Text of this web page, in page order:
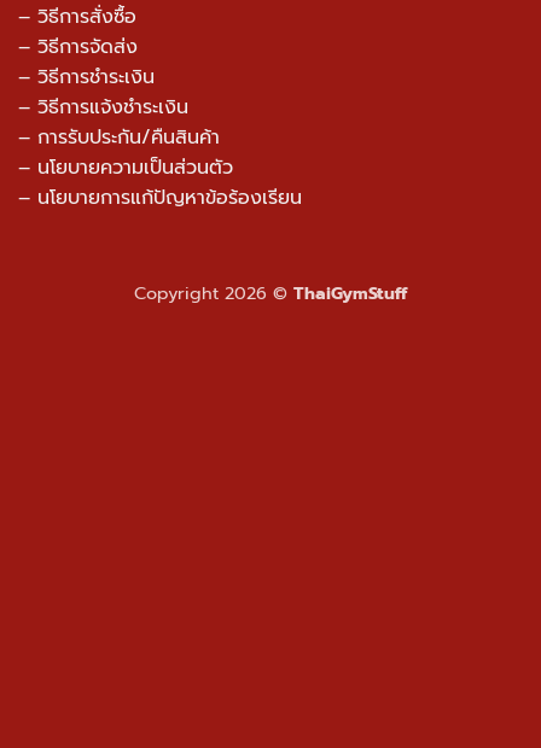
– วิธีการสั่งซื้อ
– วิธีการจัดส่ง
– วิธีการชำระเงิน
– วิธีการแจ้งชำระเงิน
– การรับประกัน/คืนสินค้า
– นโยบายความเป็นส่วนตัว
– นโยบายการแก้ปัญหาข้อร้องเรียน
Copyright 2026 © ThaiGymStuff